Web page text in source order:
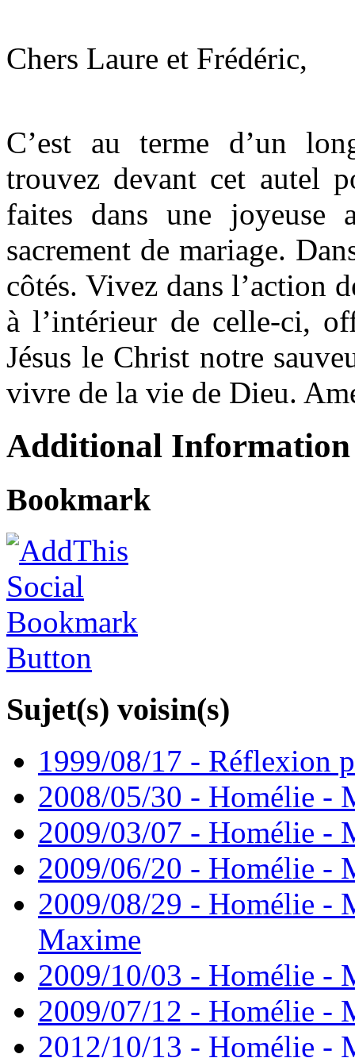
Chers Laure et Frédéric,
C’est au terme d’un
trouvez devant cet autel
faites dans une
sacrement de mariage.
côtés. Vivez dans l’action
à l’intérieur de celle-ci,
Jésus le Christ notre
vivre de la vie de Dieu.
Additional Information
Bookmark
Sujet(s) voisin(s)
1999/08/17 - Réflexion
2008/05/30 - Homélie -
2009/03/07 - Homélie -
2009/06/20 - Homélie -
2009/08/29 - Homélie -
Maxime
2009/10/03 - Homélie -
2009/07/12 - Homélie -
2012/10/13 - Homélie -